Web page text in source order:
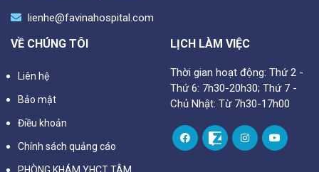
lienhe@favinahospital.com
VỀ CHÚNG TÔI
Liên hệ
Bảo mật
Điều khoản
Chính sách quảng cáo
PHÒNG KHÁM YHCT TÂM
LỊCH LÀM VIỆC
Thời gian hoạt động: Thứ 2 -
Thứ 6: 7h30-20h30; Thứ 7 -
Chủ Nhật: Từ 7h30-17h00